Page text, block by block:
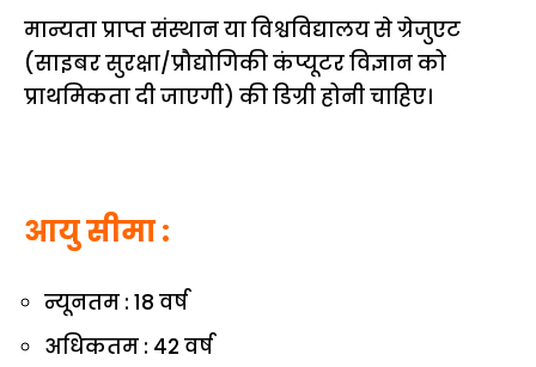
मान्यता प्राप्त संस्थान या विश्वविद्यालय से ग्रेजुएट
(साइबर सुरक्षा/प्रौद्योगिकी कंप्यूटर विज्ञान को
प्राथमिकता दी जाएगी) की डिग्री होनी चाहिए।
आयु सीमा :
न्यूनतम : 18 वर्ष
अधिकतम : 42 वर्ष